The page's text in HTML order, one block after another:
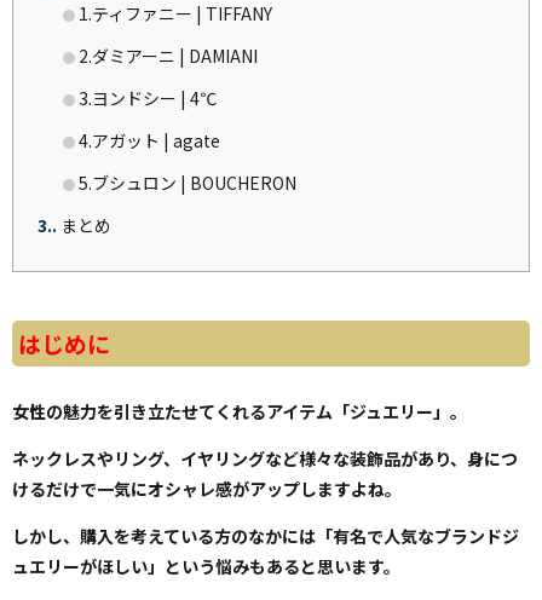
1.ティファニー | TIFFANY
2.ダミアーニ | DAMIANI
3.ヨンドシー | 4℃
4.アガット | agate
5.ブシュロン | BOUCHERON
3. まとめ
はじめに
女性の魅力を引き立たせてくれるアイテム「ジュエリー」。
ネックレスやリング、イヤリングなど様々な装飾品があり、身につ
けるだけで一気にオシャレ感がアップしますよね。
しかし、購入を考えている方のなかには「有名で人気なブランドジ
ュエリーがほしい」という悩みもあると思います。